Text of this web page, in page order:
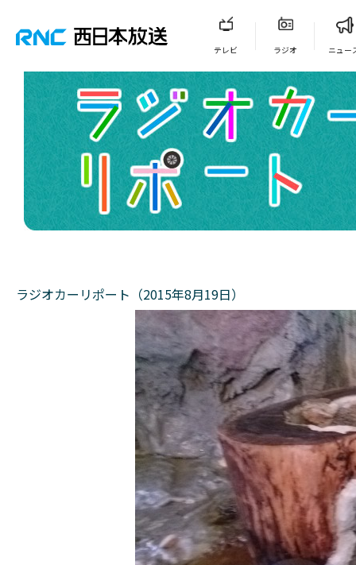
テレビ ラジオ ニュー
ラジオカーリポート（2015年8月19日）